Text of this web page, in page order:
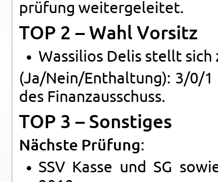
prü­fung wei­ter­ge­lei­tet.
TOP 2 – Wahl Vor­sitz
Was­si­li­os Delis stellt sich
(Ja/Nein/Ent­hal­tung): 3/0/
des Fi­nanz­aus­schuss.
TOP 3 – Sons­ti­ges
Nächste Prü­fung:
SSV Kasse und SG